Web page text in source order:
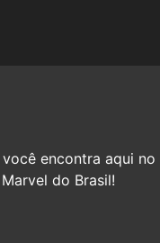
encontra aqui no
do Brasil!